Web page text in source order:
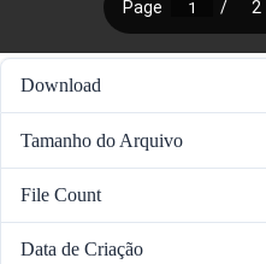
Download
Tamanho do Arquivo
File Count
Data de Criação